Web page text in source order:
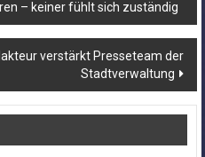
– keiner fühlt sich zuständig
verstärkt Presseteam der
Stadtverwaltung